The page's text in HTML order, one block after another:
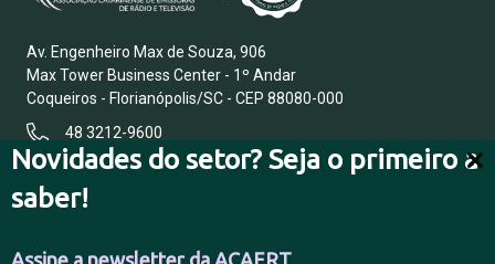
Novidades do setor? Seja o primeiro a
saber!
Assine a newsletter da ACAERT
Av. Engenheiro Max de Souza, 906
Max Tower Business Center - 1º Andar
Coqueiros - Florianópolis/SC - CEP 88080-000
48 3212-9600
FALE CONOSCO